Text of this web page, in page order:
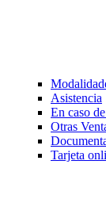
Asistencia
En caso
Otras
Tarjeta